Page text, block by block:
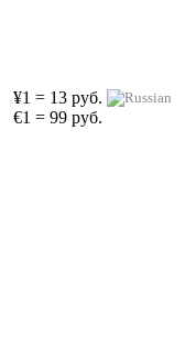
¥1 = 13 руб.
€1 = 99 руб.